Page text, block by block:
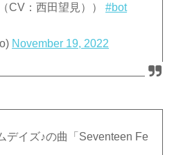
CV：西田望見））#bot
November 19, 2022
イズ♪の曲「Seventeen Fe